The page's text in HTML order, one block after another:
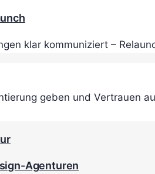
klar kommuniziert –
geben und Vertrauen
Agenturen